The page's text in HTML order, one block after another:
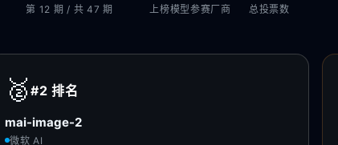
第 12 期 / 共 47 期 上榜模型参赛厂商 总投票数
🥈 #2排名
mai-image-2
微软 AI